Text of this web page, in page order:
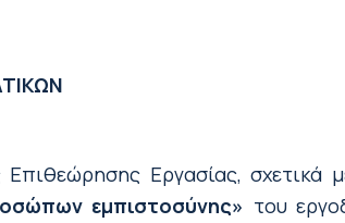
Εργασίας, σχετικά
εμπιστοσύνης» του